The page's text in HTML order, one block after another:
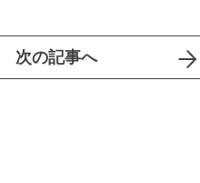
次の記事へ